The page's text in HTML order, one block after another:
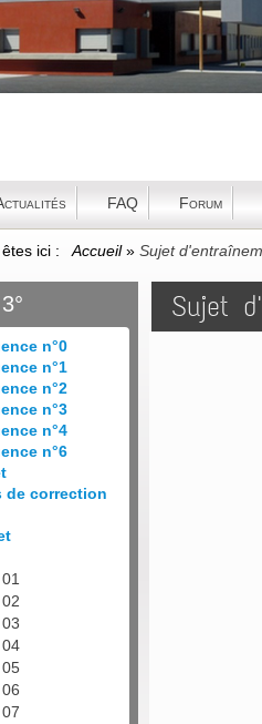
FAQ Forum
ici : Accueil» Sujet
n°0
n°1
n°2
n°3
n°4
n°6
de correction
Sujet